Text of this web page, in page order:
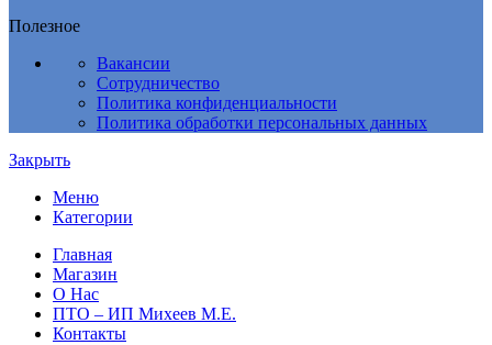
Полезное
Вакансии
Сотрудничество
Политика конфиденциальности
Политика обработки персональных данных
Закрыть
Меню
Категории
Главная
Магазин
О Нас
ПТО – ИП Михеев М.Е.
Контакты